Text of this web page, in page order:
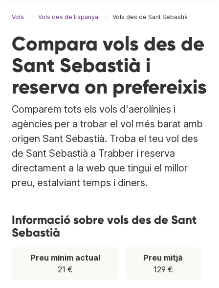
Vols Vols des de Espanya Vols des de Sant Sebastià
Compara vols des de
Sant Sebastià i
reserva on prefereixis
Comparem tots els vols d'aerolínies i
agències per a trobar el vol més barat amb
origen Sant Sebastià. Troba el teu vol des
de Sant Sebastià a Trabber i reserva
directament a la web que tingui el millor
preu, estalviant temps i diners.
Informació sobre vols des de Sant
Sebastià
Preu mínim actual
21 €
Preu mitjà
129 €